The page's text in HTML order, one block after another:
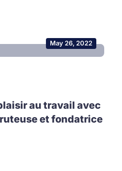
May 26, 2022
au travail avec
et fondatrice